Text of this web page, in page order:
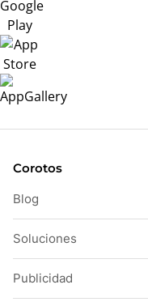
Corotos
Blog
Soluciones
Publicidad